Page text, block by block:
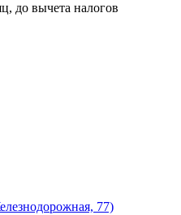
до вычета налогов
77)